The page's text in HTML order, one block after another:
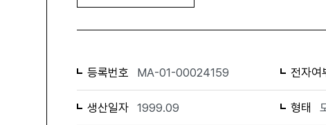
등록번호 MA-01-00024159 전자여
생산일자 1999.09 형태